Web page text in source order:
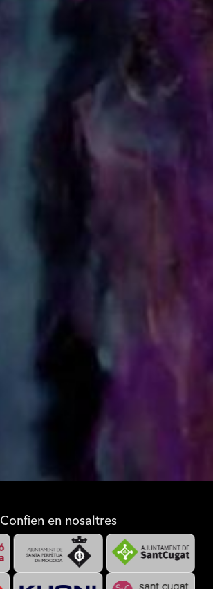
Confien en nosaltres